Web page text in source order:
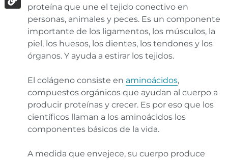
proteína que une el tejido conectivo en
personas, animales y peces. Es un componente
importante de los ligamentos, los músculos, la
piel, los huesos, los dientes, los tendones y los
órganos. Y ayuda a estirar los tejidos.
El colágeno consiste en aminoácidos,
compuestos orgánicos que ayudan al cuerpo a
producir proteínas y crecer. Es por eso que los
científicos llaman a los aminoácidos los
componentes básicos de la vida.
A medida que envejece, su cuerpo produce